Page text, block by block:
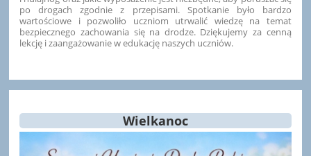
po drogach zgodnie z przepisami. Spotkanie było bardzo
wartościowe i pozwoliło uczniom utrwalić wiedzę na temat
bezpiecznego zachowania się na drodze. Dziękujemy za cenną
lekcję i zaangażowanie w edukację naszych uczniów.
Wielkanoc